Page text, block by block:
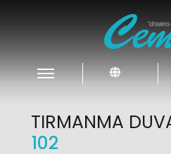
TIRMANMA
102